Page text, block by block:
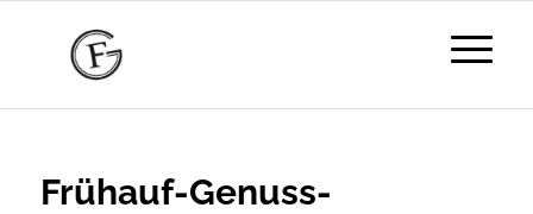
Frühauf-Genuss-